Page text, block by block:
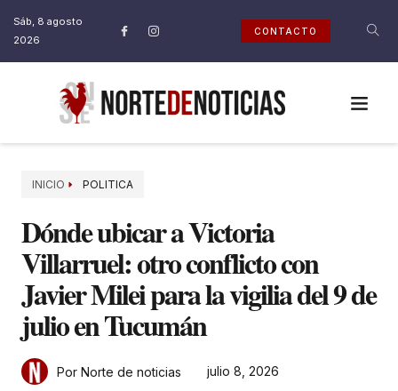
Sáb, 8 agosto
2026
CONTACTO
INICIO POLITICA
Dónde ubicar a Victoria
Villarruel: otro conflicto con
Javier Milei para la vigilia del 9 de
julio en Tucumán
Por Norte de noticias julio 8, 2026